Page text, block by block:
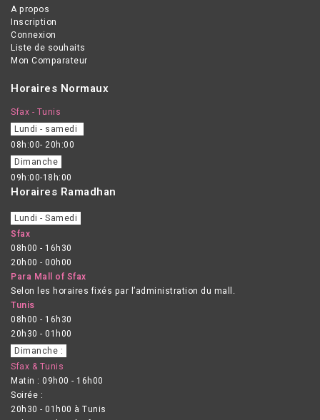
A propos
Inscription
Connexion
Liste de souhaits
Mon Comparateur
Horaires Normaux
Sfax - Tunis
Lundi - samedi
08h:00- 20h:00
Dimanche
09h:00-18h:00
Horaires Ramadhan
Lundi - Samedi
Sfax
08h00 - 16h30
20h00 - 00h00
Para Mall of Sfax
Selon les horaires fixés par l’administration du mall.
Tunis
08h00 - 16h30
20h30 - 01h00
Dimanche :
Sfax & Tunis
Matin : 09h00 - 16h00
Soirée :
20h30 - 01h00 à Tunis